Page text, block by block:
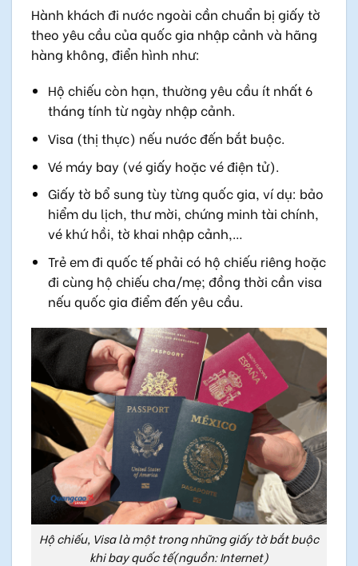
Hành khách đi nước ngoài cần chuẩn bị giấy tờ
theo yêu cầu của quốc gia nhập cảnh và hãng
hàng không, điển hình như:
Hộ chiếu còn hạn, thường yêu cầu ít nhất 6
tháng tính từ ngày nhập cảnh.
Visa (thị thực) nếu nước đến bắt buộc.
Vé máy bay (vé giấy hoặc vé điện tử).
Giấy tờ bổ sung tùy từng quốc gia, ví dụ: bảo
hiểm du lịch, thư mời, chứng minh tài chính,
vé khứ hồi, tờ khai nhập cảnh,…
Trẻ em đi quốc tế phải có hộ chiếu riêng hoặc
đi cùng hộ chiếu cha/mẹ; đồng thời cần visa
nếu quốc gia điểm đến yêu cầu.
Hộ chiếu, Visa là một trong những giấy tờ bắt buộc
khi bay quốc tế(nguồn: Internet)